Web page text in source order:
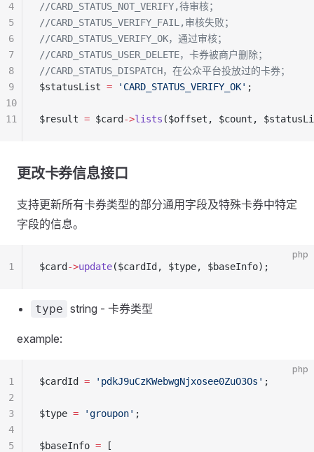
//CARD_STATUS_NOT_VERIFY,待审核；
//CARD_STATUS_VERIFY_FAIL,审核失败；
//CARD_STATUS_VERIFY_OK，通过审核；
//CARD_STATUS_USER_DELETE，卡券被商户删除；
//CARD_STATUS_DISPATCH，在公众平台投放过的卡券；
$statusList = 'CARD_STATUS_VERIFY_OK' ;
$result = $card ->lists ($offset, $count,
4
5
6
7
8
9
10
11
更改卡券信息接口
支持更新所有卡券类型的部分通用字段及特殊卡券中特定
字段的信息。
php
$card ->update($cardId, $type, $baseInfo);
1
type string - 卡券类型
example:
php
$cardId = 'pdkJ9uCzKWebwgNjxosee0ZuO3Os' ;
$type = 'groupon' ;
$baseInfo = [
1
2
3
4
5